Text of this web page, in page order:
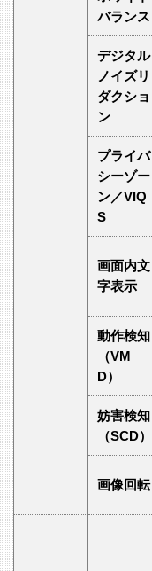
バランス
デジタル
ノイズリ
ダクショ
ン
プライバ
シーゾー
ン／VIQ
S
画面内文
字表示
動作検知
（VM
D）
妨害検知
（SCD）
画像回転